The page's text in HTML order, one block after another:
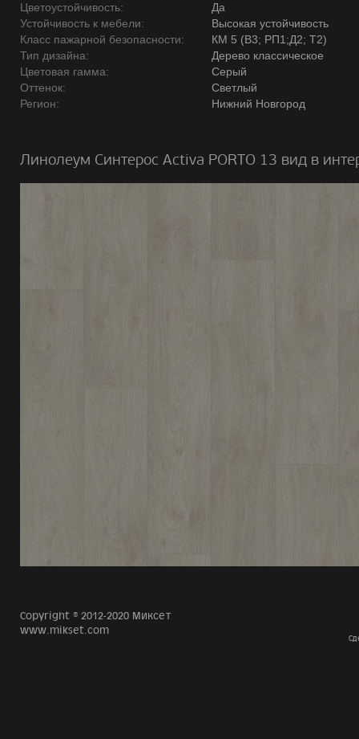
Цветоустойчивость:
Да
Устойчивость к мебели:
Высокая устойчивость
Класс пажарной безопасности:
КМ 5 (В3; РП1;Д2; Т2)
Тип дизайна:
Дерево классическое
Цветовая гамма:
Серый
Оттенок:
Светлый
Регион:
Нижний Новгород
Линолеум Синтерос Activa PORTO 13 вид в
Copyright © 2012-2020 Миксет
www.mikset.com